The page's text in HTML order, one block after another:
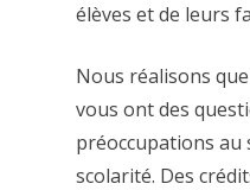
élèves et de leurs
Nous réalisons
vous ont des
préoccupations au
scolarité. Des